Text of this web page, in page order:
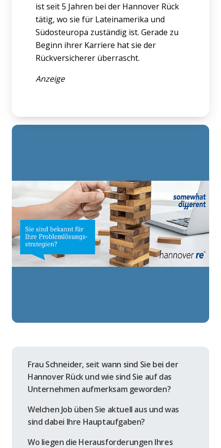
ist seit 5 Jahren bei der Hannover Rück
tätig, wo sie für Lateinamerika und
Südosteuropa zuständig ist. Gerade zu
Beginn ihrer Karriere hat sie der
Rückversicherer überrascht.
Anzeige
Frau Schneider, seit wann sind Sie bei der
Hannover Rück und wie sind Sie auf das
Unternehmen aufmerksam geworden?
Welchen Job üben Sie aktuell aus und was
sind dabei Ihre Hauptaufgaben?
Wo liegen die Herausforderungen Ihres